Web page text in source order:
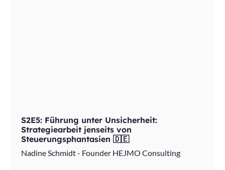
S2E5: Führung unter Unsicherheit:
Strategiearbeit jenseits von
Steuerungsphantasien 🇩🇪
Nadine Schmidt - Founder HEJMO Consulting